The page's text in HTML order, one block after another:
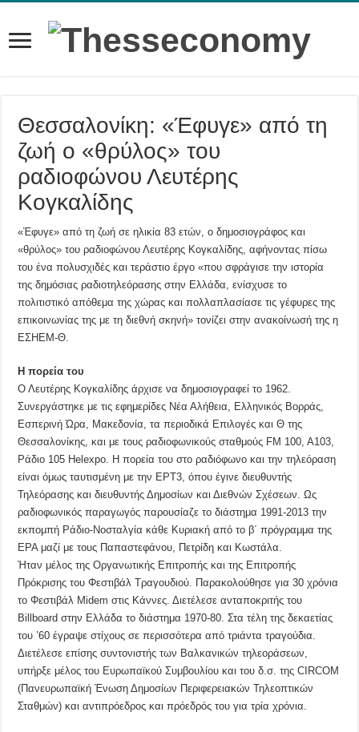
Θεσσαλονίκη: «Έφυγε» από τη
ζωή ο «θρύλος» του
ραδιοφώνου Λευτέρης
Κογκαλίδης
«Έφυγε» από τη ζωή σε ηλικία 83 ετών, ο δημοσιογράφος και
«θρύλος» του ραδιοφώνου Λευτέρης Κογκαλίδης, αφήνοντας πίσω
του ένα πολυσχιδές και τεράστιο έργο «που σφράγισε την ιστορία
της δημόσιας ραδιοτηλεόρασης στην Ελλάδα, ενίσχυσε το
πολιτιστικό απόθεμα της χώρας και πολλαπλασίασε τις γέφυρες της
επικοινωνίας της με τη διεθνή σκηνή» τονίζει στην ανακοίνωσή της η
ΕΣΗΕΜ-Θ.
Η πορεία του
Ο Λευτέρης Κογκαλίδης άρχισε να δημοσιογραφεί το 1962.
Συνεργάστηκε με τις εφημερίδες Νέα Αλήθεια, Ελληνικός Βορράς,
Εσπερινή Ώρα, Μακεδονία, τα περιοδικά Επιλογές και Θ της
Θεσσαλονίκης, και με τους ραδιοφωνικούς σταθμούς FM 100, A103,
Ράδιο 105 Helexpo. Η πορεία του στο ραδιόφωνο και την τηλεόραση
είναι όμως ταυτισμένη με την ΕΡΤ3, όπου έγινε διευθυντής
Τηλεόρασης και διευθυντής Δημοσίων και Διεθνών Σχέσεων. Ως
ραδιοφωνικός παραγωγός παρουσίαζε το διάστημα 1991-2013 την
εκπομπή Ράδιο-Νοσταλγία κάθε Κυριακή από το β΄ πρόγραμμα της
ΕΡΑ μαζί με τους Παπαστεφάνου, Πετρίδη και Κωστάλα.
Ήταν μέλος της Οργανωτικής Επιτροπής και της Επιτροπής
Πρόκρισης του Φεστιβάλ Τραγουδιού. Παρακολούθησε για 30 χρόνια
το Φεστιβάλ Midem στις Κάννες. Διετέλεσε ανταποκριτής του
Billboard στην Ελλάδα το διάστημα 1970-80. Στα τέλη της δεκαετίας
του ’60 έγραψε στίχους σε περισσότερα από τριάντα τραγούδια.
Διετέλεσε επίσης συντονιστής των Βαλκανικών τηλεοράσεων,
υπήρξε μέλος του Ευρωπαϊκού Συμβουλίου και του δ.σ. της CIRCOM
(Πανευρωπαϊκή Ένωση Δημοσίων Περιφερειακών Τηλεοπτικών
Σταθμών) και αντιπρόεδρος και πρόεδρός του για τρία χρόνια.